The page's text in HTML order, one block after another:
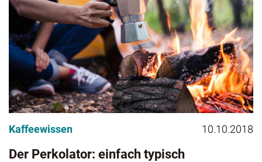
Kaffeewissen 10.10.2018
Der Perkolator: einfach typisch